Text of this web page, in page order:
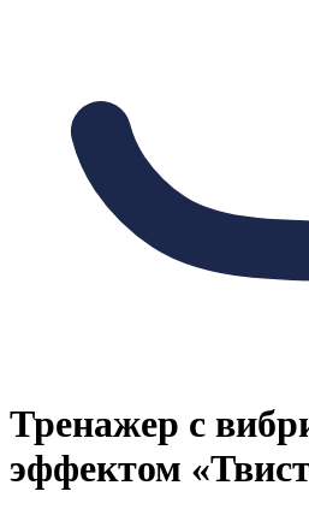
Тренажер с
эффектом